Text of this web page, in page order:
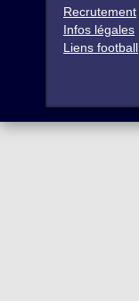
Recrutement
Infos légales
Liens football